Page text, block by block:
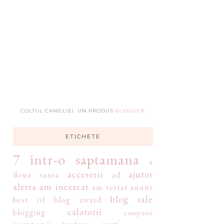
COLTUL CAMELIEI. UN PRODUS BLOGGER
ETICHETE
7 intr-o saptamana
a
doua sansa
accesorii ad
ajutor
alerta am incercat am testat anunt
best of
blog award blog sale
blogging calatorii campanii